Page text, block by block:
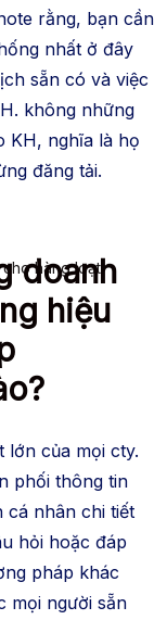
hàng loạt
rằng, bạn cần
nhất ở đây
sẵn có và việc
. không những
KH, nghĩa là họ
đăng tải.
doanh
hiệu
lớn của mọi cty.
phối thông tin
cá nhân chi tiết
hỏi hoặc đáp
pháp khác
mọi người sẵn